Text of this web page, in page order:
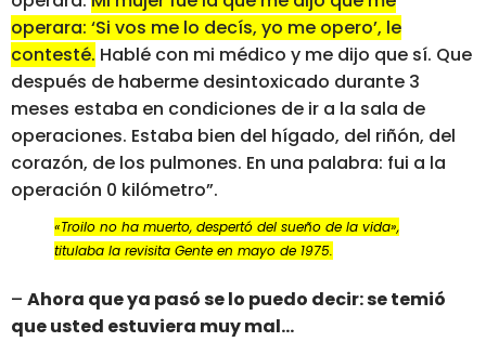
operara: ‘Si vos me lo decís, yo me opero’, le
contesté. Hablé con mi médico y me dijo que sí. Que
después de haberme desintoxicado durante 3
meses estaba en condiciones de ir a la sala de
operaciones. Estaba bien del hígado, del riñón, del
corazón, de los pulmones. En una palabra: fui a la
operación 0 kilómetro”.
«Troilo no ha muerto, despertó del sueño de la vida»,
titulaba la revisita Gente en mayo de 1975.
– Ahora que ya pasó se lo puedo decir: se temió
que usted estuviera muy mal…